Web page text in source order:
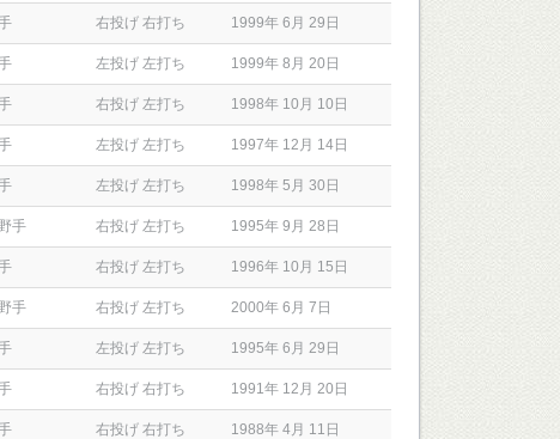
右投げ 右打ち 1999年 6月 29日
左投げ 左打ち 1999年 8月 20日
右投げ 左打ち 1998年 10月 10日
左投げ 左打ち 1997年 12月 14日
左投げ 左打ち 1998年 5月 30日
手 右投げ 左打ち 1995年 9月 28日
右投げ 左打ち 1996年 10月 15日
手 右投げ 左打ち 2000年 6月 7日
左投げ 左打ち 1995年 6月 29日
右投げ 右打ち 1991年 12月 20日
右投げ 右打ち 1988年 4月 11日